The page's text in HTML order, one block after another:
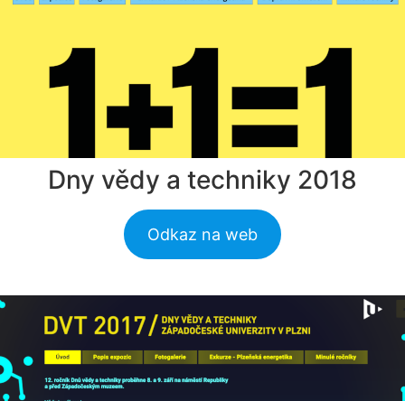
Dny vědy a techniky 2018
Odkaz na web